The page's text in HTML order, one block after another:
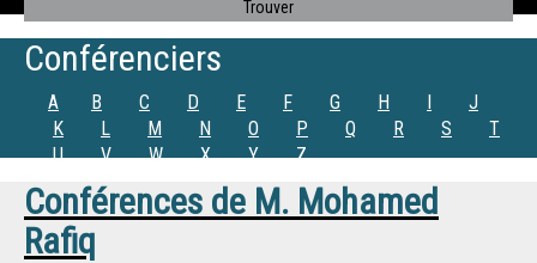
Conférenciers
A B C D E F G H I
J
K
L M N O P Q R S
T
U
V W X Y Z
Conférences de M. Mohamed
Rafiq